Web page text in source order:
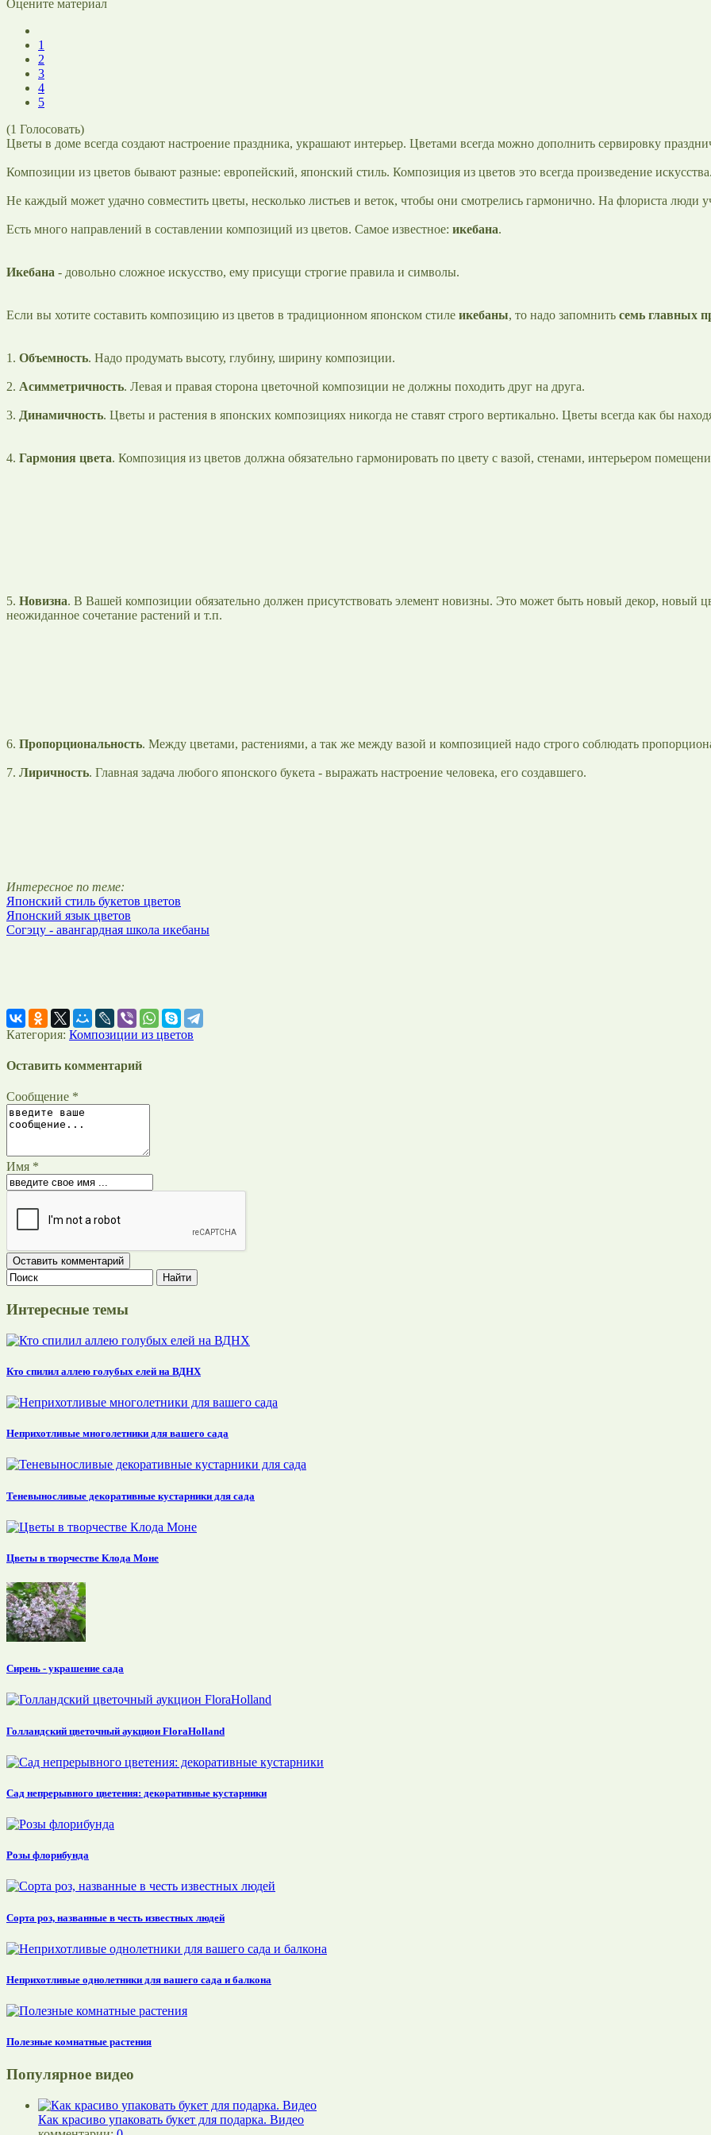
Оцените материал
1
2
3
4
5
(1 Голосовать)
Цветы в доме всегда создают настроение праздника, украшают интерьер. Цветами всегда можно дополнить сервировку
Композиции из цветов бывают разные: европейский, японский стиль. Композиция из цветов это всегда произведение искусства.
Не каждый может удачно совместить цветы, несколько листьев и веток, чтобы они смотрелись гармонично. На флориста люди
Есть много направлений в составлении композиций из цветов. Самое известное: икебана.
Икебана - довольно сложное искусство, ему присущи строгие правила и символы.
Если вы хотите составить композицию из цветов в традиционном японском стиле икебаны, то надо запомнить семь главных
1. Объемность. Надо продумать высоту, глубину, ширину композиции.
2. Асимметричность. Левая и правая сторона цветочной композиции не должны походить друг на друга.
3. Динамичность. Цветы и растения в японских композициях никогда не ставят строго вертикально. Цветы всегда как бы
4. Гармония цвета. Композиция из цветов должна обязательно гармонировать по цвету с вазой, стенами, интерьером
5. Новизна. В Вашей композиции обязательно должен присутствовать элемент новизны. Это может быть новый декор, новый
неожиданное сочетание растений и т.п.
6. Пропорциональность. Между цветами, растениями, а так же между вазой и композицией надо строго соблюдать
7. Лиричность. Главная задача любого японского букета - выражать настроение человека, его создавшего.
Интересное по теме:
Японский стиль букетов цветов
Японский язык цветов
Согэцу - авангардная школа икебаны
Категория: Композиции из цветов
Оставить комментарий
Сообщение *
Имя *
Интересные темы
Кто спилил аллею голубых елей на ВДНХ
Неприхотливые многолетники для вашего сада
Теневыносливые декоративные кустарники для сада
Цветы в творчестве Клода Моне
Сирень - украшение сада
Голландский цветочный аукцион FloraHolland
Сад непрерывного цветения: декоративные кустарники
Розы флорибунда
Сорта роз, названные в честь известных людей
Неприхотливые однолетники для вашего сада и балкона
Полезные комнатные растения
Популярное видео
Как красиво упаковать букет для подарка. Видео